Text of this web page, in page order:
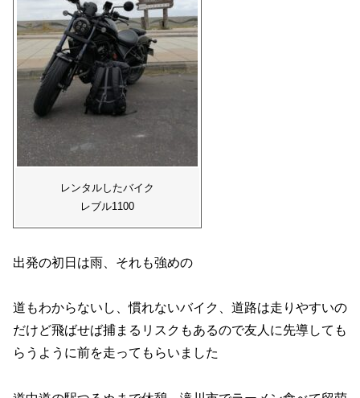
レンタルしたバイク
レブル1100
出発の初日は雨、それも強めの
道もわからないし、慣れないバイク、道路は走りやすいの
だけど飛ばせば捕まるリスクもあるので友人に先導しても
らうように前を走ってもらいました